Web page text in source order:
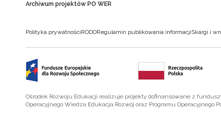
Archiwum projektów PO WER
Polityka prywatnościRODORegulamin publikowania informacjiSkargi i
Ośrodek Rozwoju Edukacji realizuje projekty dofinansowane z
Operacyjnego Wiedza Edukacja Rozwój oraz Programu Operacyjnego